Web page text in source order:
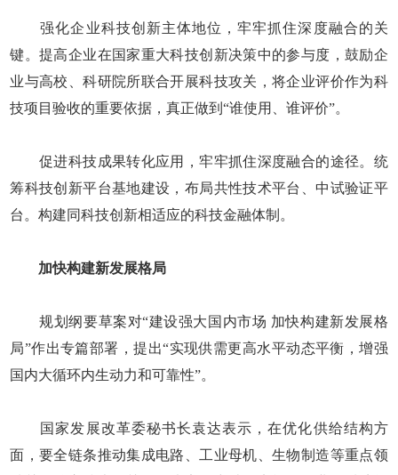
强化企业科技创新主体地位，牢牢抓住深度融合的关
键。提高企业在国家重大科技创新决策中的参与度，鼓励企
业与高校、科研院所联合开展科技攻关，将企业评价作为科
技项目验收的重要依据，真正做到“谁使用、谁评价”。
促进科技成果转化应用，牢牢抓住深度融合的途径。统
筹科技创新平台基地建设，布局共性技术平台、中试验证平
台。构建同科技创新相适应的科技金融体制。
加快构建新发展格局
规划纲要草案对“建设强大国内市场 加快构建新发展格
局”作出专篇部署，提出“实现供需更高水平动态平衡，增强
国内大循环内生动力和可靠性”。
国家发展改革委秘书长袁达表示，在优化供给结构方
面，要全链条推动集成电路、工业母机、生物制造等重点领